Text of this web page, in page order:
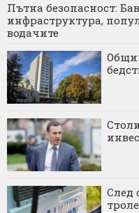
Пътна безопасност:
инфраструктура,
водачите
След